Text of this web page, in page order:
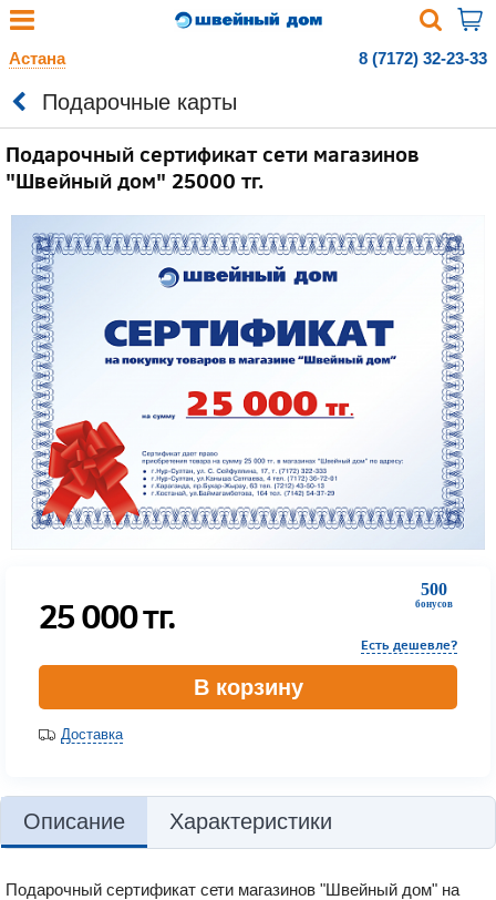
Астана 8 (7172) 32-23-33
Подарочные карты
Подарочный сертификат сети магазинов
"Швейный дом" 25000 тг.
500
бонусов
25 000тг.
Есть дешевле?
В корзину
Доставка
Описание Характеристики
Подарочный сертификат сети магазинов "Швейный дом" на